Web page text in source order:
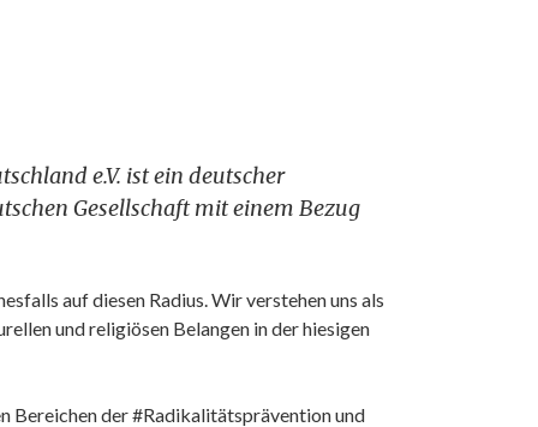
e.V. ist ein deutscher
Gesellschaft mit einem Bezug
auf diesen Radius. Wir verstehen uns als
und religiösen Belangen in der hiesigen
Bereichen der #Radikalitätsprävention und